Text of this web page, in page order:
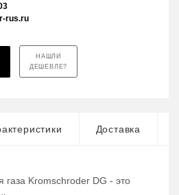
rus.ru
НАШЛИ
ДЕШЕВЛЕ?
Доставка
газа Kromschroder DG - это